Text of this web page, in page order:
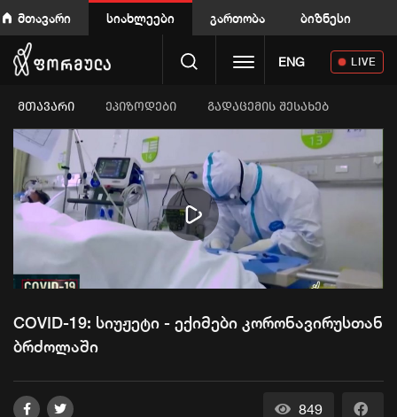
მთავარი სიახლეები გართობა ბიზნესი
Toggle navigation
ENG LIVE
ᲛᲗᲐᲕᲐᲠᲘ ეპიზოდები გადაცემის შესახებ
Play
Video
COVID-19: სიუჟეტი - ექიმები კორონავირუსთან
ბრძოლაში
849